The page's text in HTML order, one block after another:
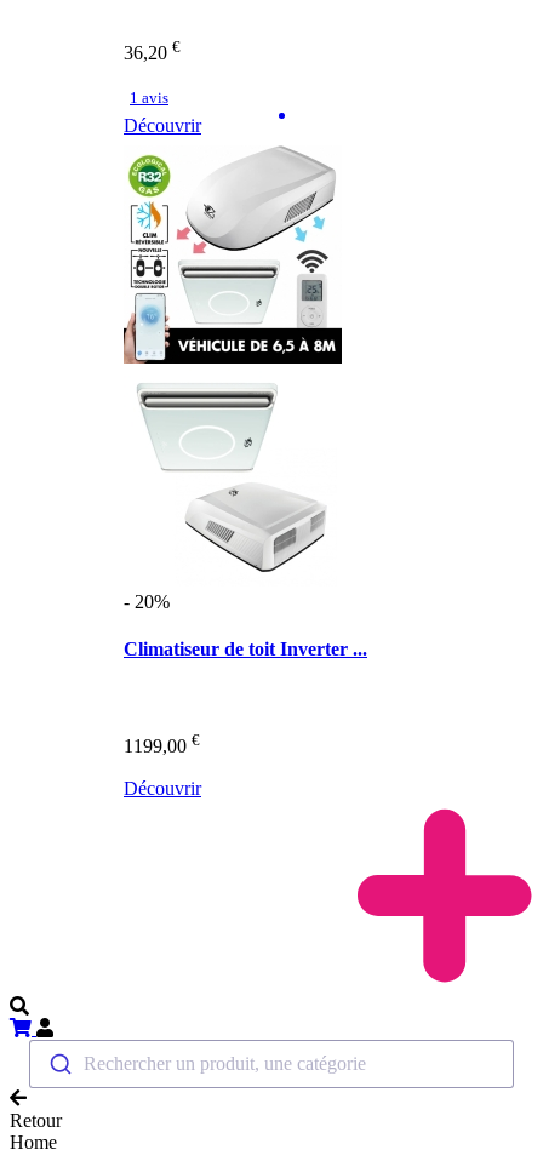
36,20 €
1 avis
Découvrir
- 20%
Climatiseur de toit Inverter ...
1199,00 €
Découvrir
Rechercher un produit, une catégorie
Retour
Home